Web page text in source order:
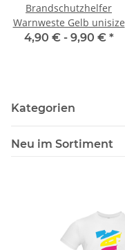
Brandschutzhelfer
Warnweste Gelb unisize
4,90 € - 9,90 € *
Kategorien
Neu im Sortiment